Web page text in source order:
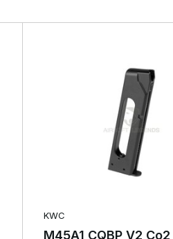
KWC
M45A1 CQBP V2 Co2